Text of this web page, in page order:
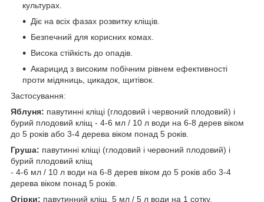
культурах.
Діє на всіх фазах розвитку кліщів.
Безпечний для корисних комах.
Висока стійкість до опадів.
Акарицид з високим побічним рівнем ефективності
проти мідяниць, цикадок, щитівок.
Застосування:
Яблуня: павутинні кліщі (глодовий і червоний плодовий) і
бурий плодовий кліщ - 4-6 мл / 10 л води на 6-8 дерев віком
до 5 років або 3-4 дерева віком понад 5 років.
Груша: павутинні кліщі (глодовий і червоний плодовий) і
бурий плодовий кліщ
- 4-6 мл / 10 л води на 6-8 дерев віком до 5 років або 3-4
дерева віком понад 5 років.
Огірки: павутинний кліщ. 5 мл / 5 л води на 1 сотку.